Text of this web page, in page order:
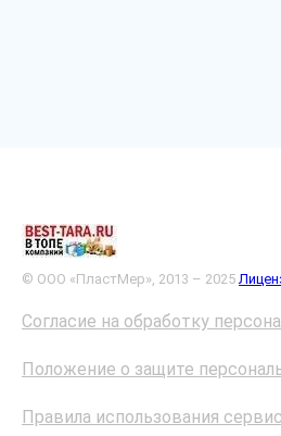
© ООО «ПластМер», 2013 – 2025
Согласие на обработку
Положение о защите
Правила использования